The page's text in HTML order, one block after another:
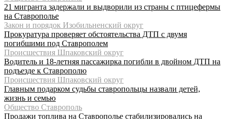
21 мигранта задержали и выдворили из страны с птицефермы
на Ставрополье
Закон и порядок Изобильненский округ
Прокуратура проверяет обстоятельства ДТП с двумя
погибшими под Ставрополем
Происшествия Шпаковский округ
Водитель и 18-летняя пассажирка погибли в двойном ДТП на
подъезде к Ставрополю
Происшествия Шпаковский округ
Главным подарком судьбы ставропольцы назвали детей,
жизнь и семью
Общество Ставрополь
Продажи топлива на Ставрополье стабилизировались на